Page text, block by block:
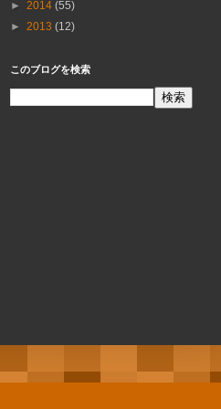
► 2014 (55)
► 2013 (12)
このブログを検索